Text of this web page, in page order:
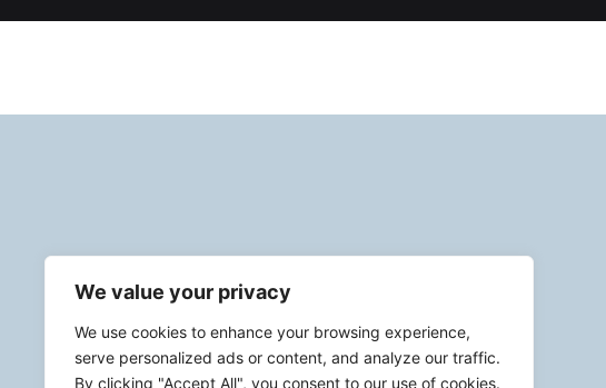
We value your privacy
We use cookies to enhance your browsing experience,
serve personalized ads or content, and analyze our traffic.
By clicking "Accept All", you consent to our use of cookies.